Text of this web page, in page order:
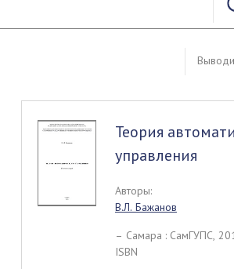
Теория
управления
Авторы:
В.Л. Бажанов
– Самара : СамГУПС,
ISBN